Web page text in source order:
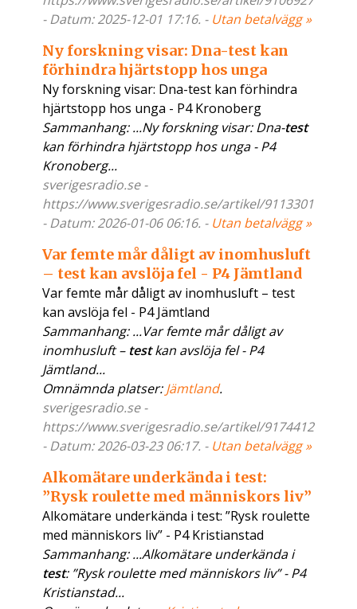
- Datum: 2025-12-01 17:16. - Utan betalvägg »
Ny forskning visar: Dna-test kan
förhindra hjärtstopp hos unga
Ny forskning visar: Dna-test kan förhindra
hjärtstopp hos unga - P4 Kronoberg
Sammanhang: ...Ny forskning visar: Dna-test
kan förhindra hjärtstopp hos unga - P4
Kronoberg...
sverigesradio.se -
https://www.sverigesradio.se/artikel/9113301
- Datum: 2026-01-06 06:16. - Utan betalvägg »
Var femte mår dåligt av inomhusluft
– test kan avslöja fel - P4 Jämtland
Var femte mår dåligt av inomhusluft – test
kan avslöja fel - P4 Jämtland
Sammanhang: ...Var femte mår dåligt av
inomhusluft – testkan avslöja fel - P4
Jämtland...
Omnämnda platser:Jämtland.
sverigesradio.se -
https://www.sverigesradio.se/artikel/9174412
- Datum: 2026-03-23 06:17. - Utan betalvägg »
Alkomätare underkända i test:
”Rysk roulette med människors liv”
Alkomätare underkända i test: ”Rysk roulette
med människors liv” - P4 Kristianstad
Sammanhang: ...Alkomätare underkända i
test: ”Rysk roulette med människors liv” - P4
Kristianstad...